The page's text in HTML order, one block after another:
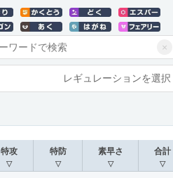
×
レギュレーションを選択
特攻
▽
特防
▽
素早さ
▽
合計
▽